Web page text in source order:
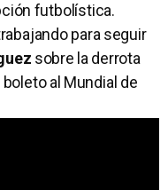
futbolística.
para seguir
sobre la derrota
al Mundial de